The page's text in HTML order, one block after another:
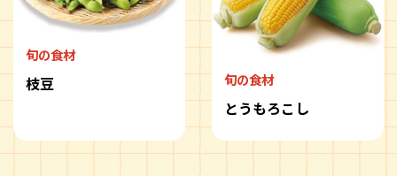
旬の食材
枝豆 旬の食材
とうもろこし